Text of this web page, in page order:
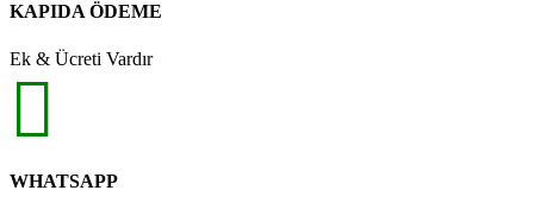
KAPIDA ÖDEME
Ek & Ücreti Vardır
WHATSAPP